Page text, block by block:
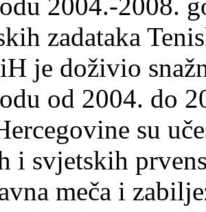
zadataka
je doživio
od 2004. do
su
i svjetskih
meča i